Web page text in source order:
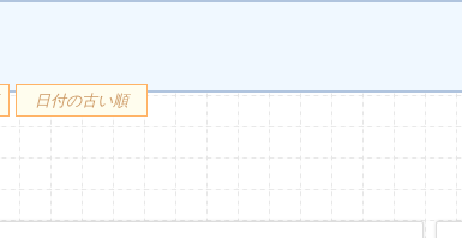
日付の古い順